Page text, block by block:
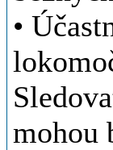
•
mohou